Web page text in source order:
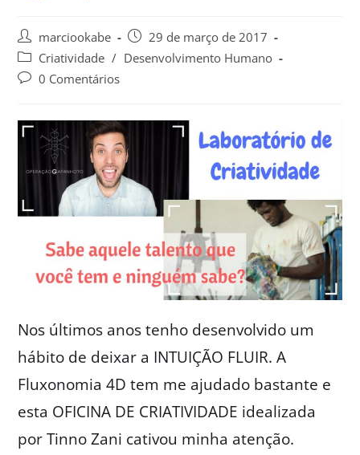
marciookabe
29 de março de 2017
Criatividade / Desenvolvimento Humano
0 Comentários
Nos últimos anos tenho desenvolvido um
hábito de deixar a INTUIÇÃO FLUIR. A
Fluxonomia 4D tem me ajudado bastante e
esta OFICINA DE CRIATIVIDADE idealizada
por Tinno Zani cativou minha atenção.